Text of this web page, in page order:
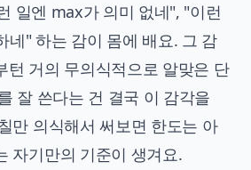
일엔 max가 의미 없네", "이런
네" 하는 감이 몸에 배요. 그 감
턴 거의 무의식적으로 알맞은 단
잘 쓴다는 건 결국 이 감각을
만 의식해서 써보면 한도는 아
자기만의 기준이 생겨요.